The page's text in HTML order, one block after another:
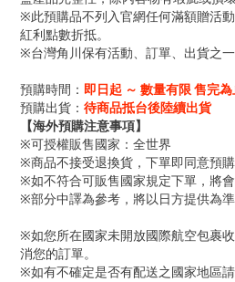
※此預購品不列入官網任何滿額贈活
紅利點數折抵。
※台灣角川保有活動、訂單、出貨之一
預購時間： 即日起 ～ 數量有限 售完為
預購出貨： 待商品抵台後陸續出貨
【海外預購注意事項】
※可授權販售國家：全世界
※商品不接受退換貨，下單即同意預購
※如不符合可販售國家規定下單，將會
※部分中譯為參考，將以日方提供為準
※如您所在國家未開放國際航空包裹
消您的訂單。
※如有不確定是否有配送之國家地區請